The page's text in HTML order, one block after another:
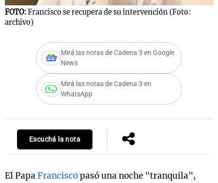
FOTO: Francisco se recupera de su intervención (Foto:
archivo)
Mirá las notas de Cadena 3 en Google
News
Mirá las notas de Cadena 3 en
WhatsApp
Escuchá la nota
El PapaFranciscopasó una noche "tranquila",
Mundial 2026
La Sole en
Cadena 3